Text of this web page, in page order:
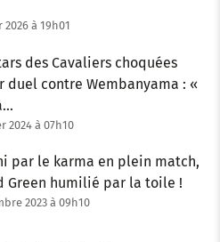
à 19h01
des Cavaliers choquées
duel contre Wembanyama : «
2024 à 07h10
par le karma en plein match,
Green humilié par la toile !
2023 à 09h10